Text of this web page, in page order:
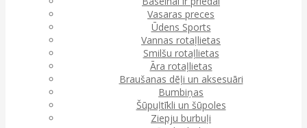
Vasaras preces
Ūdens Sports
Vannas rotaļlietas
Smilšu rotaļlietas
Āra rotaļlietas
Braušanas dēļi un aksesuāri
Bumbiņas
Šūpuļtīkli un šūpoles
Ziepju burbuļi